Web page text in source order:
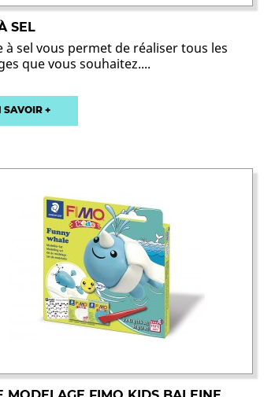
SEL
à sel vous permet de réaliser tous les
que vous souhaitez....
SAVOIR +